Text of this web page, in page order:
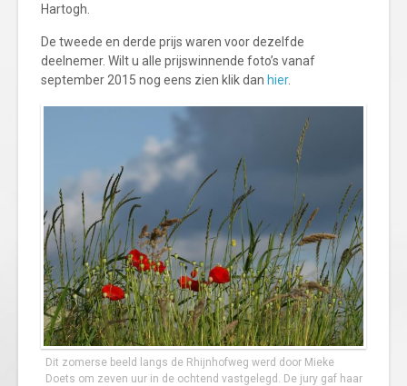
Hartogh.
De tweede en derde prijs waren voor dezelfde
deelnemer. Wilt u alle prijswinnende foto’s vanaf
september 2015 nog eens zien klik dan hier.
Dit zomerse beeld langs de Rhijnhofweg werd door Mieke
Doets om zeven uur in de ochtend vastgelegd. De jury gaf haar